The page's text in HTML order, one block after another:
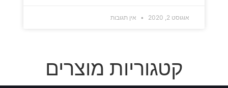
אוגוסט 2, 2020 אין תגובות
קטגוריות מוצרים